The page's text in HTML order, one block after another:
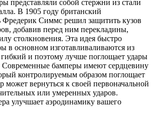
представляли собой стержни из стали
В 1905 году британский
Фредерик Симмс решил защитить кузов
добавив перед ним перекладины,
столкновения. Эта идея быстро
в основном изготавливаливаются из
гибкий и поэтому лучше поглощает удары
Современные бамперы имеют сердцевину
контролируемым образом поглощает
может вернуться к своей первоначальной
или умеренных ударов.
улучшает аэродинамику вашего